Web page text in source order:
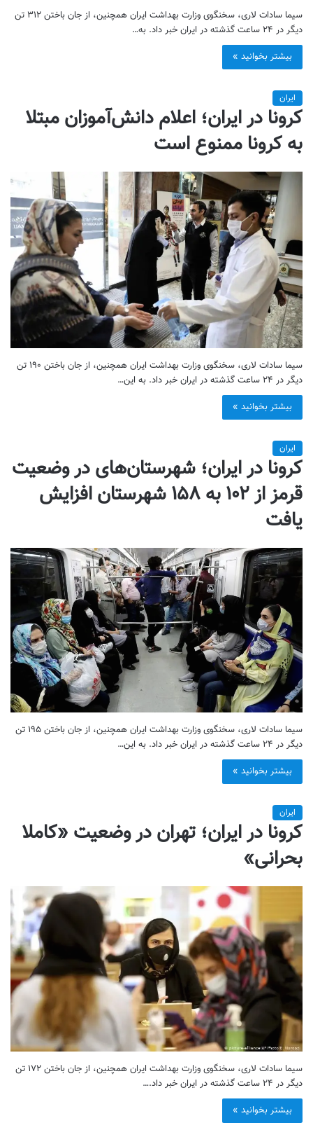
سیما سادات لاری، سخنگوی وزارت بهداشت ایران همچنین، از جان باختن ۳۱۲ تن
دیگر در ۲۴ ساعت گذشته در ایران خبر داد. به…
بیشتر بخوانید »
ایران
کرونا در ایران؛ اعلام دانش‌آموزان مبتلا
به کرونا ممنوع است
سیما سادات لاری، سخنگوی وزارت بهداشت ایران همچنین، از جان باختن ۱۹۰ تن
دیگر در ۲۴ ساعت گذشته در ایران خبر داد. به این…
بیشتر بخوانید »
ایران
کرونا در ایران؛ شهرستان‌های در وضعیت
قرمز از ۱۰۲ به ۱۵۸ شهرستان افزایش
یافت
سیما سادات لاری، سخنگوی وزارت بهداشت ایران همچنین، از جان باختن ۱۹۵ تن
دیگر در ۲۴ ساعت گذشته در ایران خبر داد. به این…
بیشتر بخوانید »
ایران
کرونا در ایران؛ تهران در وضعیت «کاملا
بحرانی»
سیما سادات لاری، سخنگوی وزارت بهداشت ایران همچنین، از جان باختن ۱۷۲ تن
دیگر در ۲۴ ساعت گذشته در ایران خبر داد.…
بیشتر بخوانید »